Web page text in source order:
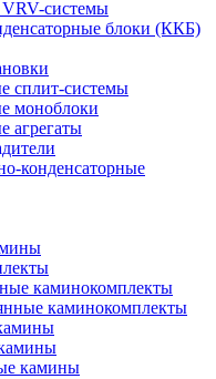
системы
блоки (ККБ)
сплит-системы
моноблоки
агрегаты
конденсаторные
каминокомплекты
каминокомплекты
камины